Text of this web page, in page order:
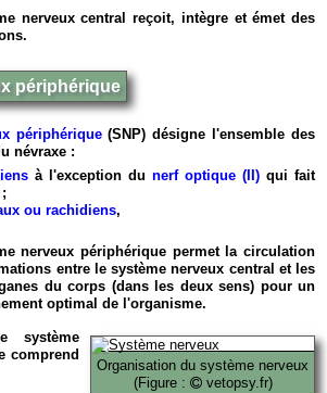
nerveux central reçoit, intègre et émet des
périphérique
périphérique(SNP) désigne l'ensemble des
névraxe :
à l'exception du nerf optique (II) qui fait
;
ou rachidiens,
nerveux périphérique permet la circulation
entre le système nerveux central et les
du corps (dans les deux sens) pour un
optimal de l'organisme.
Organisation du système nerveux
(Figure :
vetopsy.fr)
système
comprend